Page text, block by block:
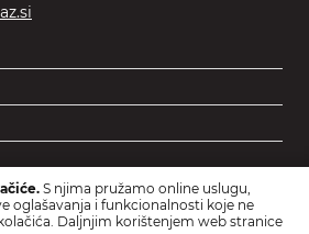
S njima pružamo online uslugu,
oglašavanja i funkcionalnosti koje ne
Daljnjim korištenjem web stranice